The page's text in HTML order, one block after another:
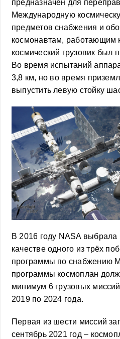
предназначен для
Международную
предметов снабжения и
космонавтам, работающим
космический грузовик был
Во время испытаний
3,8 км, но во время
выпустить левую стойку
В 2016 году NASA выбрала
качестве одного из трёх
программы по снабжению
программы космоплан
минимум 6 грузовых
2019 по 2024 года.
Первая из шести миссий
сентябрь 2021 год –